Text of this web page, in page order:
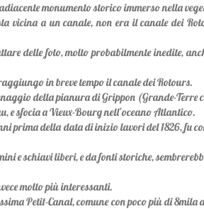
monumento storico immerso nella
a un canale, non era il canale dei
delle foto, molto probabilmente inedite,
in breve tempo il canale dei Rotours.
della pianura di Grippon (Grande-Terre
e sfocia a Vieux-Bourg nell’oceano Atlantico.
prima della data di inizio lavori del 1826, fu
e schiavi liberi, e da fonti storiche,
molto più interessanti.
Petit-Canal, comune con poco più di 8mila